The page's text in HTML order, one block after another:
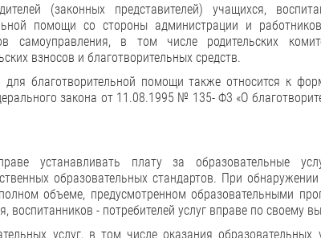
(законных представителей) учащихся,
помощи со стороны администрации и
самоуправления, в том числе родительских
взносов и благотворительных средств.
благотворительной помощи также относится к
закона от 11.08.1995 № 135- Ф3 «О
устанавливать плату за образовательные
образовательных стандартов. При
объеме, предусмотренном образовательными
воспитанников - потребителей услуг вправе по своему
услуг, в том числе оказания